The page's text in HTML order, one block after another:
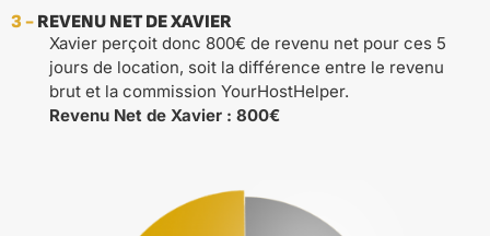
3 - REVENU NET DE XAVIER
Xavier perçoit donc 800€ de revenu net pour ces 5
jours de location, soit la différence entre le revenu
brut et la commission YourHostHelper.
Revenu Net de Xavier : 800€